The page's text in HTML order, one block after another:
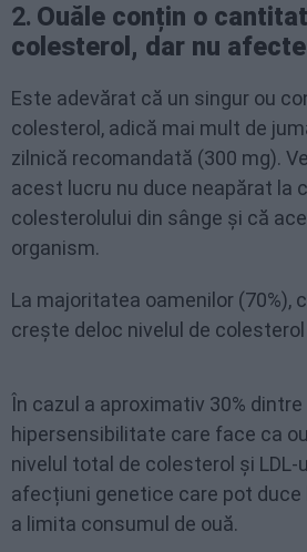
2. Ouăle conțin o
colesterol, dar nu
Este adevărat că un singur ou
colesterol, adică mai mult de
zilnică recomandată (300 mg).
acest lucru nu duce neapărat la
colesterolului din sânge și că
organism.
La majoritatea oamenilor (70%),
crește deloc nivelul de
În cazul a aproximativ 30%
hipersensibilitate care face ca
nivelul total de colesterol și LDL-
afecțiuni genetice care pot duce
a limita consumul de ouă.